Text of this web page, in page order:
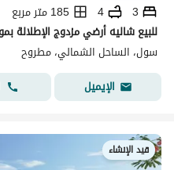
3
4
185 متر مربع
سول، الساحل الشمالي، مطروح
الإيميل
قيد الإنشاء